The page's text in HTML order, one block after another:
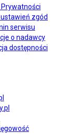
Prywatności
zgód
serwisu
o nadawcy
dostępności